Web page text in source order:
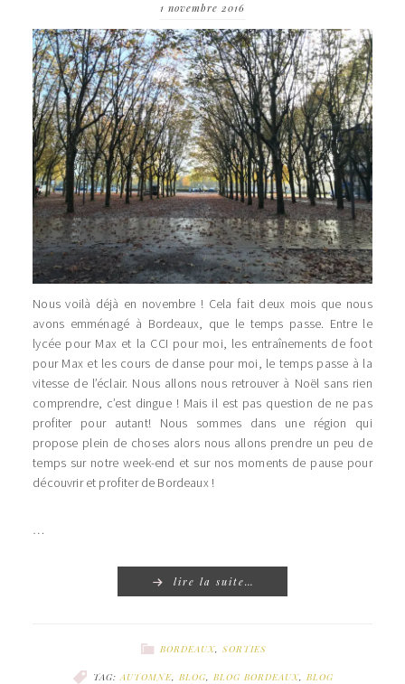
1 novembre 2016
Nous voilà déjà en novembre ! Cela fait deux mois que nous
avons emménagé à Bordeaux, que le temps passe. Entre le
lycée pour Max et la CCI pour moi, les entraînements de foot
pour Max et les cours de danse pour moi, le temps passe à la
vitesse de l’éclair. Nous allons nous retrouver à Noël sans rien
comprendre, c’est dingue ! Mais il est pas question de ne pas
profiter pour autant! Nous sommes dans une région qui
propose plein de choses alors nous allons prendre un peu de
temps sur notre week-end et sur nos moments de pause pour
découvrir et profiter de Bordeaux !
…
lire la suite…
BORDEAUX, SORTIES
TAG:AUTOMNE, BLOG, BLOG BORDEAUX, BLOG